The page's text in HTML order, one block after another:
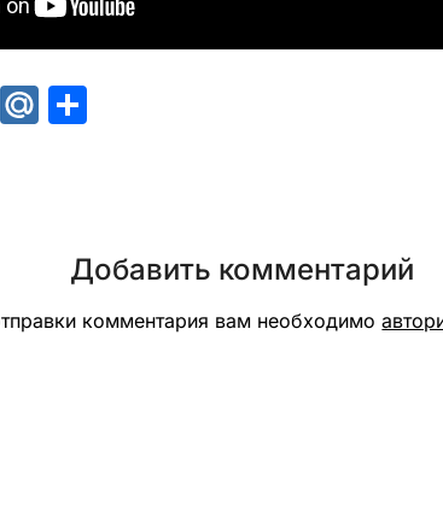
ViberMail.Ru
Добавить комментарий
комментария вам необходимо